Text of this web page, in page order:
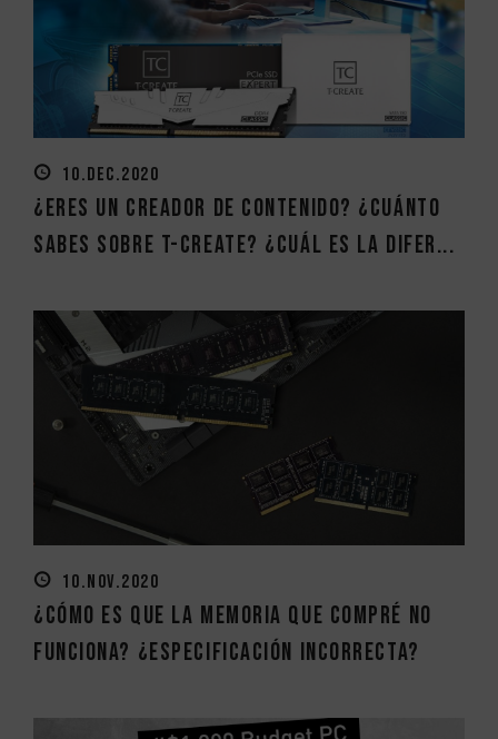
10.DEC.2020
¿Eres un creador de contenido? ¿Cuánto
sabes sobre T-CREATE? ¿Cuál es la difer...
10.NOV.2020
¿Cómo es que la memoria que compré no
funciona? ¿Especificación incorrecta?